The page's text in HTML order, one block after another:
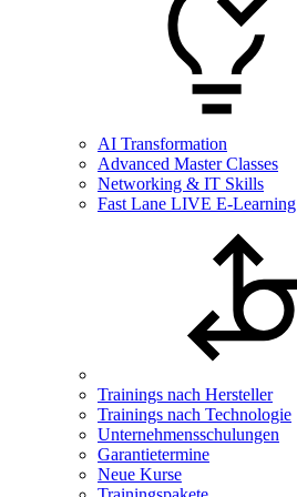
AI Transformation
Advanced Master Classes
Networking & IT Skills
Fast Lane LIVE E-Learning
Trainings nach Hersteller
Trainings nach Technologie
Unternehmensschulungen
Garantietermine
Neue Kurse